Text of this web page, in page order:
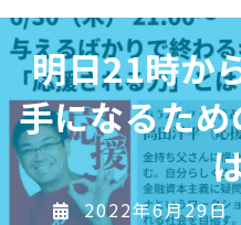
コ
ン
テ
へ
ナ
ビ
ゲ
ョ
明日21時か
手になるた
2022年6月29日